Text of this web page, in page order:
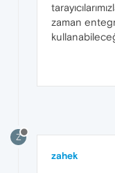
zaman
Z
zahek